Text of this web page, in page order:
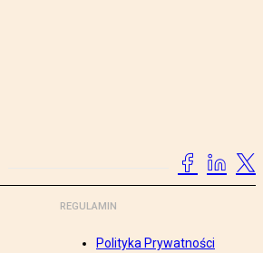
REGULAMIN
Polityka Prywatności